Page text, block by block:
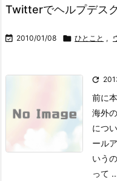
Twitterでヘルプデスク
 2010/01/08  ひとこと ,

前に
海外
につい
ール
いう
って